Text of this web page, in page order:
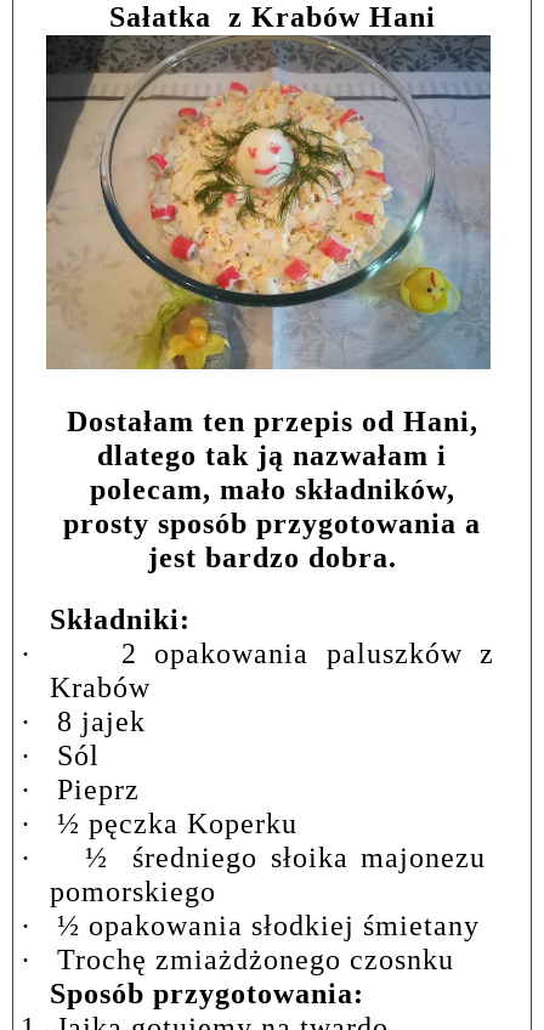
Sałatka z Krabów Hani
Dostałam ten przepis od Hani,
dlatego tak ją nazwałam i
polecam, mało składników,
prosty sposób przygotowania a
jest bardzo dobra.
Składniki:
·
2 opakowania paluszków z
Krabów
·
8 jajek
·
Sól
·
Pieprz
·
½ pęczka Koperku
·
½
średniego słoika majonezu
pomorskiego
·
½ opakowania słodkiej śmietany
·
Trochę zmiażdżonego czosnku
Sposób przygotowania: